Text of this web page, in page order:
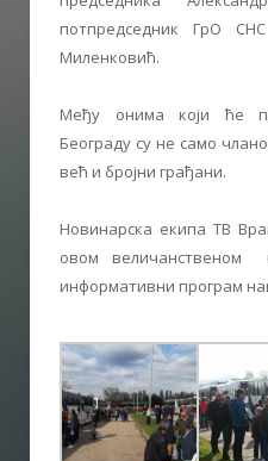
потпредседник ГрО
Миленковић.
Међу онима који ће
Београду су не само
већ и бројни грађани.
Новинарска екипа ТВ
овом величанственом
информативни програм